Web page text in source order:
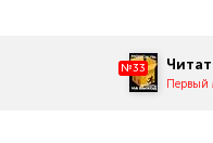
№33
Первый